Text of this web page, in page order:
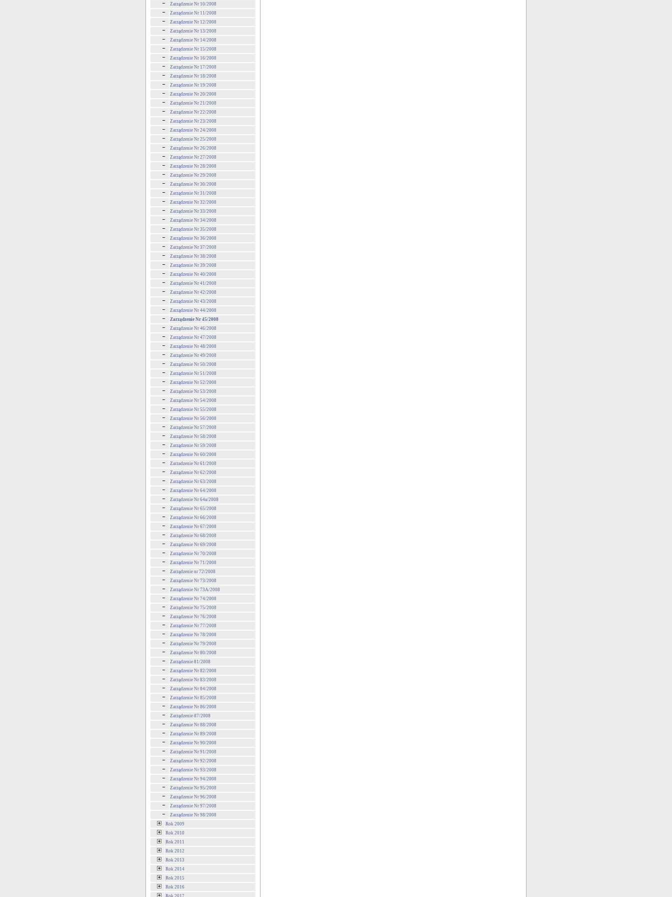
Zarządzenie Nr 10/2008
Zarządzenie Nr 11/2008
Zarządzenie Nr 12/2008
Zarządzenie Nr 13/2008
Zarządzenie Nr 14/2008
Zarządzenie Nr 15/2008
Zarządzenie Nr 16/2008
Zarządzenie Nr 17/2008
Zarządzenie Nr 18/2008
Zarządzenie Nr 19/2008
Zarządzenie Nr 20/2008
Zarządzenie Nr 21/2008
Zarządzenie Nr 22/2008
Zarządzenie Nr 23/2008
Zarządzenie Nr 24/2008
Zarządzenie Nr 25/2008
Zarządzenie Nr 26/2008
Zarządzenie Nr 27/2008
Zarządzenie Nr 28/2008
Zarządzenie Nr 29/2008
Zarządzenie Nr 30/2008
Zarządzenie Nr 31/2008
Zarządzenie Nr 32/2008
Zarządzenie Nr 33/2008
Zarządzenie Nr 34/2008
Zarządzenie Nr 35/2008
Zarządzenie Nr 36/2008
Zarządzenie Nr 37/2008
Zarządzenie Nr 38/2008
Zarządzenie Nr 39/2008
Zarządzenie Nr 40/2008
Zarządzenie Nr 41/2008
Zarządzenie Nr 42/2008
Zarządzenie Nr 43/2008
Zarządzenie Nr 44/2008
Zarządzenie Nr 45/2008
Zarządzenie Nr 46/2008
Zarządzenie Nr 47/2008
Zarządzenie Nr 48/2008
Zarządzenie Nr 49/2008
Zarządzenie Nr 50/2008
Zarządzenie Nr 51/2008
Zarządzenie Nr 52/2008
Zarządzenie Nr 53/2008
Zarządzenie Nr 54/2008
Zarządzenie Nr 55/2008
Zarządzenie Nr 56/2008
Zarządzenie Nr 57/2008
Zarządzenie Nr 58/2008
Zarządzenie Nr 59/2008
Zarządzenie Nr 60/2008
Zarzadzenie Nr 61/2008
Zarządzenie Nr 62/2008
Zarządzenie Nr 63/2008
Zarządzenie Nr 64/2008
Zarządzenie Nr 64a/2008
Zarządzenie Nr 65/2008
Zarządzenie Nr 66/2008
Zarządzenie Nr 67/2008
Zarządzenie Nr 68/2008
Zarządzenie Nr 69/2008
Zarządzenie Nr 70/2008
Zarządzenie Nr 71/2008
Zarządzenie nr 72/2008
Zarządzenie Nr 73/2008
Zarządzenie Nr 73A/2008
Zarządzenie Nr 74/2008
Zarządzenie Nr 75/2008
Zarządzenie Nr 76/2008
Zarządzenie Nr 77/2008
Zarządzenie Nr 78/2008
Zarządzenie Nr 79/2008
Zarządzenie Nr 80/2008
Zarządzenie 81/2008
Zarządzenie Nr 82/2008
Zarządzenie Nr 83/2008
Zarządzenie Nr 84/2008
Zarządzenie Nr 85/2008
Zarządzenie Nr 86/2008
Zarządzenie 87/2008
Zarządzenie Nr 88/2008
Zarządzenie Nr 89/2008
Zarządzenie Nr 90/2008
Zarządzenie Nr 91/2008
Zarządzenie Nr 92/2008
Zarządzenie Nr 93/2008
Zarządzenie Nr 94/2008
Zarządzenie Nr 95/2008
Zarządzenie Nr 96/2008
Zarządzenie Nr 97/2008
Zarządzenie Nr 98/2008
Rok 2009
Rok 2010
Rok 2011
Rok 2012
Rok 2013
Rok 2014
Rok 2015
Rok 2016
Rok 2017